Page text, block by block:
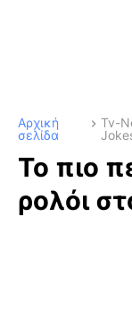
Αρχική
σελίδα
Tv-
Το πιο
ρολόι